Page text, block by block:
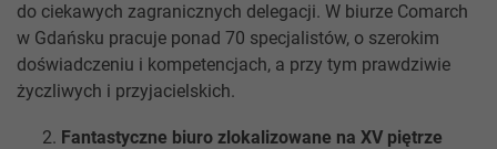
do ciekawych zagranicznych delegacji. W biurze Comarch
w Gdańsku pracuje ponad 70 specjalistów, o szerokim
doświadczeniu i kompetencjach, a przy tym prawdziwie
życzliwych i przyjacielskich.
Fantastyczne biuro zlokalizowane na XV piętrze